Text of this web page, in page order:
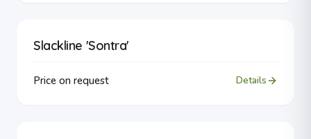
Slackline 'Sontra'
Price on request Details